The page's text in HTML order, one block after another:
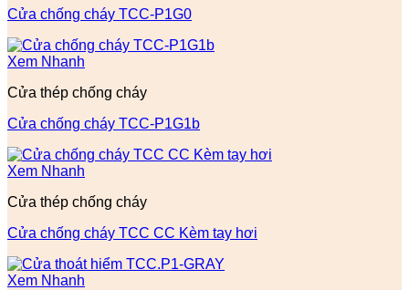
Cửa chống cháy TCC-P1G0
Xem Nhanh
Cửa thép chống cháy
Cửa chống cháy TCC-P1G1b
Xem Nhanh
Cửa thép chống cháy
Cửa chống cháy TCC CC Kèm tay hơi
Xem Nhanh